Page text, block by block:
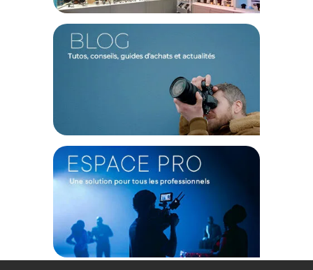
Sécurité et pérennité des données
Pour les secteurs exigeant une conformité réglementaire
stricte (santé, finance, juridique), le support des bandes
WORM (Write Once, Read Many) est crucial. Il permet de créer
garantissant une protection absolue contre les modifications
accidentelles ou malveillantes. Le format LTO, standard de
l'industrie, vous assure un accès à vos données pour les
Caractéristiques du OWC Mercury Pro LTO-9
Thunderbolt SSD 16 To + Hedge Canister :
Types de bandes pris en charge : LTO-9, LTO-8
Capacité native par bande : 18 To
Taux de compression : 2.5:1
SSD inclus : 1x 16 To OWC Aura Ultra IV PCIe 4.0 NVMe
Baie d'extension : 1x 2.5/3.5 po SAS/SATA